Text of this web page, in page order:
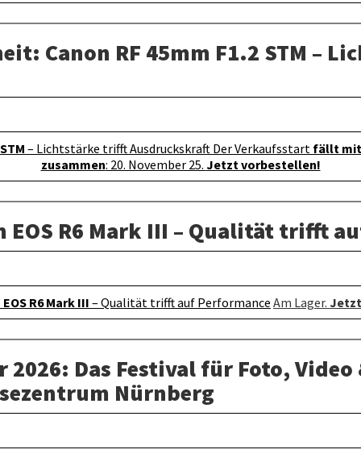
Canon RF 45mm F1.2 STM –
– Lichtstärke trifft Ausdruckskraft Der Verkaufsstart fällt mit
zusammen: 20. November 25. Jetzt vorbestellen!
EOS R6 Mark III – Qualität trifft
R6 Mark III – Qualität trifft auf Performance Am Lager.
2026: Das Festival für Foto,
Nürnberg